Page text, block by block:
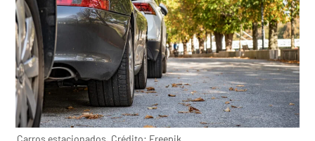
Carros estacionados. Crédito: Freepik